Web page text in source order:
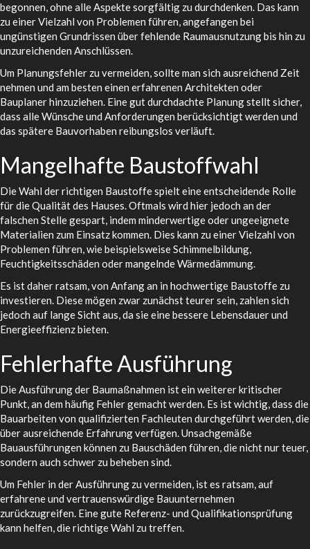
begonnen, ohne alle Aspekte sorgfältig zu durchdenken. Das kann
zu einer Vielzahl von Problemen führen, angefangen bei
ungünstigen Grundrissen über fehlende Raumausnutzung bis hin zu
unzureichenden Anschlüssen.
Um Planungsfehler zu vermeiden, sollte man sich ausreichend Zeit
nehmen und am besten einen erfahrenen Architekten oder
Bauplaner hinzuziehen. Eine gut durchdachte Planung stellt sicher,
dass alle Wünsche und Anforderungen berücksichtigt werden und
das spätere Bauvorhaben reibungslos verläuft.
Mangelhafte Baustoffwahl
Die Wahl der richtigen Baustoffe spielt eine entscheidende Rolle
für die Qualität des Hauses. Oftmals wird hier jedoch an der
falschen Stelle gespart, indem minderwertige oder ungeeignete
Materialien zum Einsatz kommen. Dies kann zu einer Vielzahl von
Problemen führen, wie beispielsweise Schimmelbildung,
Feuchtigkeitsschäden oder mangelnde Wärmedämmung.
Es ist daher ratsam, von Anfang an in hochwertige Baustoffe zu
investieren. Diese mögen zwar zunächst teurer sein, zahlen sich
jedoch auf lange Sicht aus, da sie eine bessere Lebensdauer und
Energieeffizienz bieten.
Fehlerhafte Ausführung
Die Ausführung der Baumaßnahmen ist ein weiterer kritischer
Punkt, an dem häufig Fehler gemacht werden. Es ist wichtig, dass die
Bauarbeiten von qualifizierten Fachleuten durchgeführt werden, die
über ausreichende Erfahrung verfügen. Unsachgemäße
Bauausführungen können zu Bauschäden führen, die nicht nur teuer,
sondern auch schwer zu beheben sind.
Um Fehler in der Ausführung zu vermeiden, ist es ratsam, auf
erfahrene und vertrauenswürdige Bauunternehmen
zurückzugreifen. Eine gute Referenz- und Qualifikationsprüfung
kann helfen, die richtige Wahl zu treffen.